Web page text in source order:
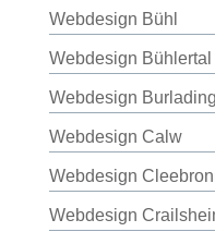
Webdesign Bühl
Webdesign Bühlertal
Webdesign
Webdesign Calw
Webdesign
Webdesign